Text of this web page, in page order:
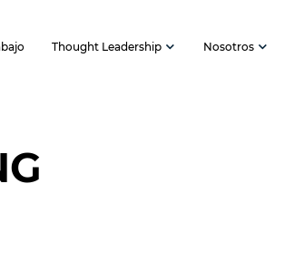
Thought Leadership Nosotros